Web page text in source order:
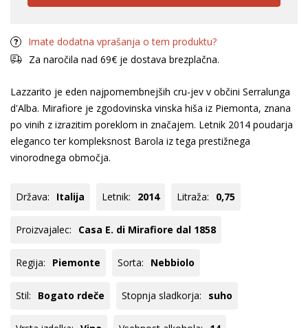
Imate dodatna vprašanja o tem produktu?
Za naročila nad 69€ je dostava brezplačna.
Lazzarito je eden najpomembnejših cru-jev v občini Serralunga
d'Alba. Mirafiore je zgodovinska vinska hiša iz Piemonta, znana
po vinih z izrazitim poreklom in značajem. Letnik 2014 poudarja
eleganco ter kompleksnost Barola iz tega prestižnega
vinorodnega območja.
Država: Italija Letnik: 2014 Litraža: 0,75
Proizvajalec: Casa E. di Mirafiore dal 1858
Regija: Piemonte Sorta: Nebbiolo
Stil: Bogato rdeče Stopnja sladkorja: suho